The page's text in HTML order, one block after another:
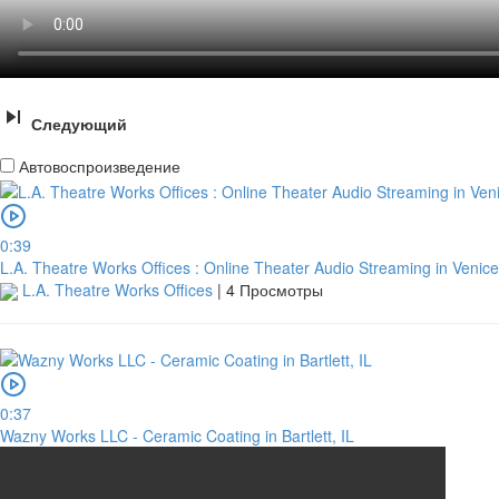
Следующий
Автовоспроизведение
0:39
L.A. Theatre Works Offices : Online Theater Audio Streaming in
L.A. Theatre Works Offices | 4 Просмотры
0:37
Wazny Works LLC - Ceramic Coating in Bartlett, IL